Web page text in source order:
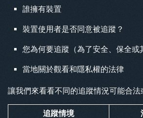
誰擁有裝置
裝置使用者是否同意被追蹤？
您為何要追蹤（為了安全、保全或
當地關於觀看和隱私權的法律
讓我們來看看不同的追蹤情況可能合法
追蹤情境